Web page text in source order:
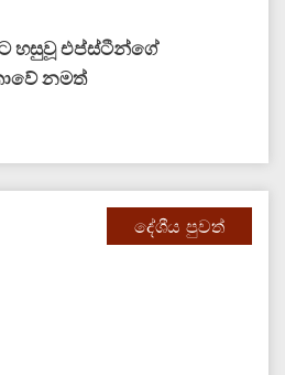
හසුවූ එප්ස්ටීන්ගේ
නමත්
දේශීය පුවත්